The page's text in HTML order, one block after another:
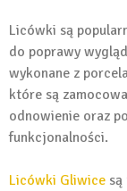
Licówki są
do poprawy
wykonane z
które są
odnowienie oraz
funkcjonalności.
Licówki Gliwice